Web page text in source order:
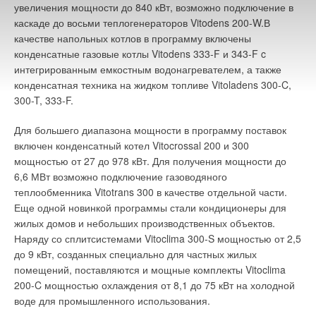
увеличения мощности до 840 кВт, возможно подключение в
каскаде до восьми теплогенераторов Vitodens 200-W.В
качестве напольных котлов в программу включены
конденсатные газовые котлы Vitodens 333-F и 343-F c
интегрированным емкостным водонагревателем, а также
конденсатная техника на жидком топливе Vitoladens 300-C,
300-T, 333-F.
Для большего диапазона мощности в программу поставок
включен конденсатный котел Vitocrossal 200 и 300
мощностью от 27 до 978 кВт. Для получения мощности до
6,6 МВт возможно подключение газоводяного
теплообменника Vitotrans 300 в качестве отдельной части.
Еще одной новинкой программы стали кондиционеры для
жилых домов и небольших производственных объектов.
Наряду со сплитсистемами Vitoclima 300-S мощностью от 2,5
до 9 кВт, созданных специально для частных жилых
помещений, поставляются и мощные комплекты Vitoclima
200-C мощностью охлаждения от 8,1 до 75 кВт на холодной
воде для промышленного использования.
Комментарии
В этой теме еще нет комментариев
Добавить комментарий
Ваш E-mail *